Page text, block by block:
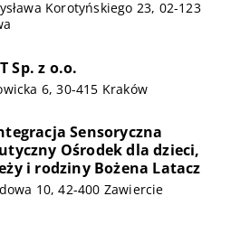
Korotyńskiego 23, 02-123
Sp. z o.o.
6, 30-415 Kraków
Sensoryczna
Ośrodek dla dzieci,
i rodziny Bożena Latacz
10, 42-400 Zawiercie